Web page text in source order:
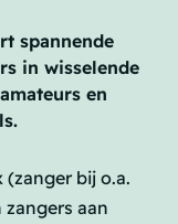
spannende
in wisselende
en
(zanger bij o.a.
aan